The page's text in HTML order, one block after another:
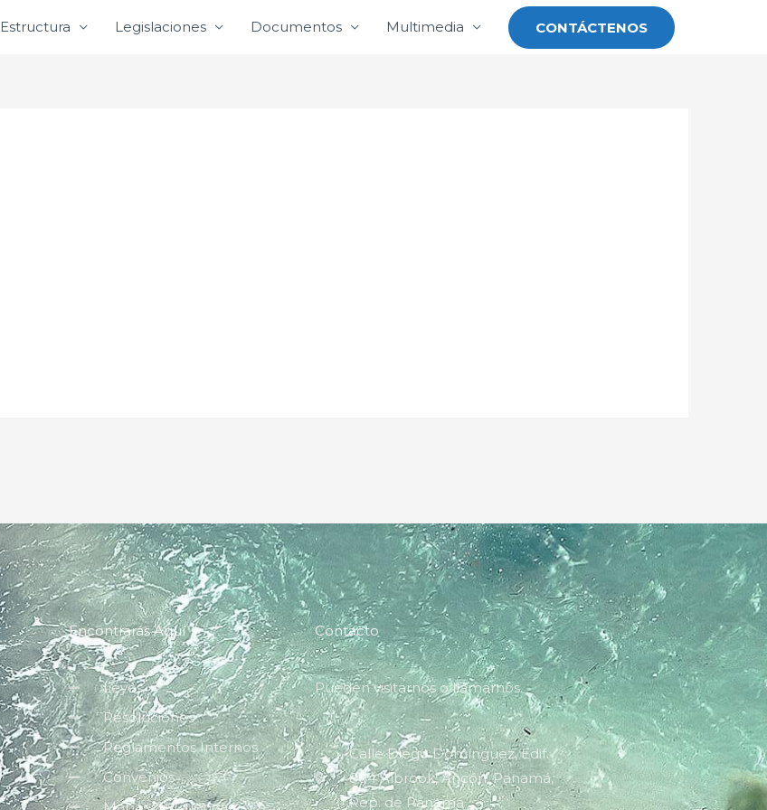
Estructura Legislaciones Documentos Multimedia CONTÁCTENOS
Encontrarás Aquí
Leyes
Resoluciones
Reglamentos Internos
Convenios
Contacto
Pueden visitarnos o llamarnos.
Calle Diego Domínguez, Edif.
804 Albrook, Ancón, Panamá,
Rep. de Panamá